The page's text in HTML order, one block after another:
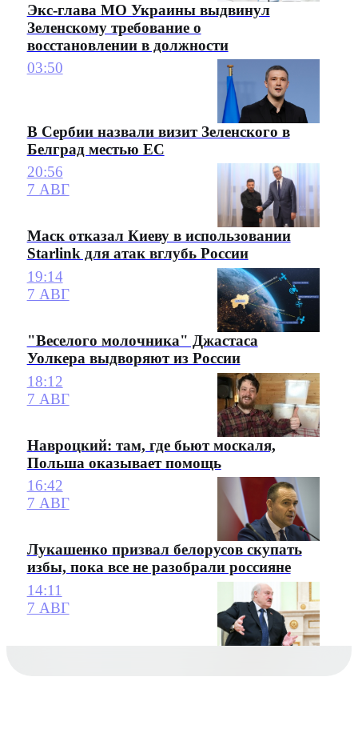
Экс-глава МО Украины выдвинул
Зеленскому требование о
восстановлении в должности
03:50
В Сербии назвали визит Зеленского в
Белград местью ЕС
20:56
7 АВГ
Маск отказал Киеву в использовании
Starlink для атак вглубь России
19:14
7 АВГ
"Веселого молочника" Джастаса
Уолкера выдворяют из России
18:12
7 АВГ
Навроцкий: там, где бьют москаля,
Польша оказывает помощь
16:42
7 АВГ
Лукашенко призвал белорусов скупать
избы, пока все не разобрали россияне
14:11
7 АВГ